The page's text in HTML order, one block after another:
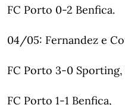
FC Porto 0-2 Benfica.
04/05: Fernandez e
FC Porto 3-0
FC Porto 1-1 Benfica,